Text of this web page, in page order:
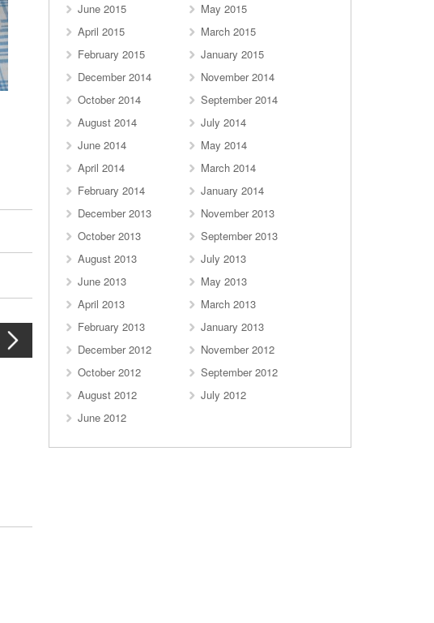
June 2015
May 2015
April 2015
March 2015
February 2015
January 2015
December 2014
November 2014
October 2014
September 2014
August 2014
July 2014
June 2014
May 2014
April 2014
March 2014
February 2014
January 2014
December 2013
November 2013
October 2013
September 2013
August 2013
July 2013
June 2013
May 2013
April 2013
March 2013
February 2013
January 2013
December 2012
November 2012
October 2012
September 2012
August 2012
July 2012
June 2012